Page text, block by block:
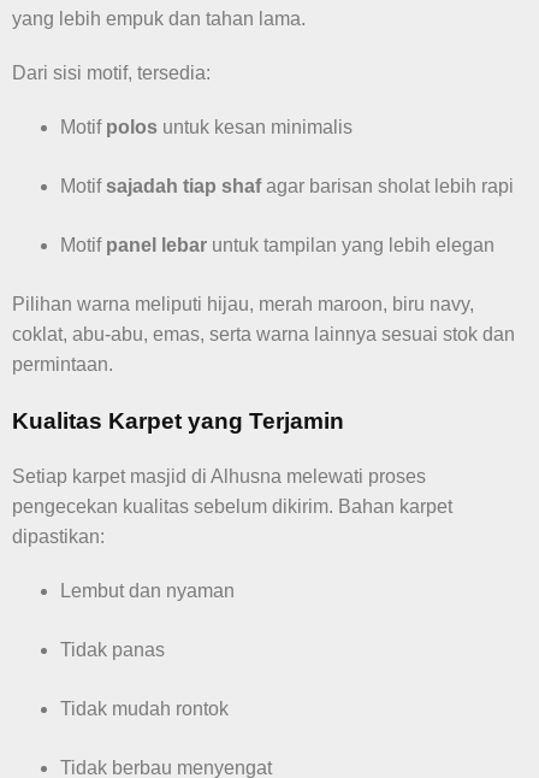
yang lebih empuk dan tahan lama.
Dari sisi motif, tersedia:
Motif polos untuk kesan minimalis
Motifsajadah tiap shafagar barisan sholat lebih rapi
Motif panel lebar untuk tampilan yang lebih elegan
Pilihan warna meliputi hijau, merah maroon, biru navy,
coklat, abu-abu, emas, serta warna lainnya sesuai stok dan
permintaan.
Kualitas Karpet yang Terjamin
Setiap karpet masjid di Alhusna melewati proses
pengecekan kualitas sebelum dikirim. Bahan karpet
dipastikan:
Lembut dan nyaman
Tidak panas
Tidak mudah rontok
Tidak berbau menyengat